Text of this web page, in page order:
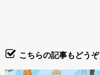
こちらの記事もどうぞ